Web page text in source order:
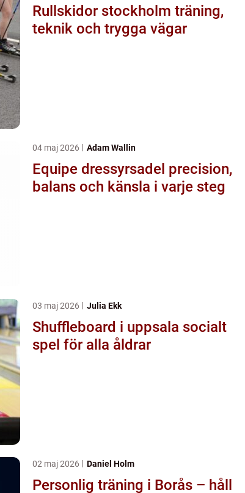
Rullskidor stockholm träning,
teknik och trygga vägar
04 maj 2026 Adam Wallin
Equipe dressyrsadel precision,
balans och känsla i varje steg
03 maj 2026 Julia Ekk
Shuffleboard i uppsala socialt
spel för alla åldrar
02 maj 2026 Daniel Holm
Personlig träning i Borås – håll